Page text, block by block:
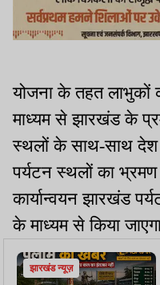
योजना के तहत
माध्यम से झारखंड के
स्थलों के साथ-साथ देश
पर्यटन स्थलों का भ्रमण
कार्यान्वयन झारखंड
के माध्यम से किया
झारखंड न्यूज़